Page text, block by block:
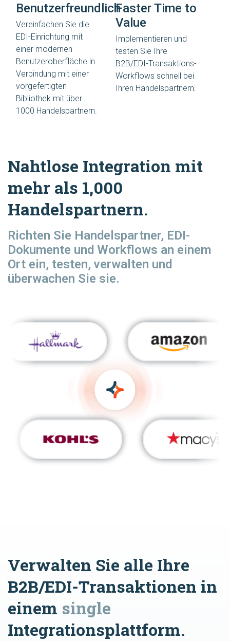
Benutzerfreundlich
Vereinfachen Sie die
EDI-Einrichtung mit
einer modernen
Benutzeroberfläche in
Verbindung mit einer
vorgefertigten
Bibliothek mit über
1000 Handelspartnern.
Faster Time to
Value
Implementieren und
testen Sie Ihre
B2B/EDI-Transaktions-
Workflows schnell bei
Ihren Handelspartnern.
Nahtlose Integration mit
mehr als 1,000
Handelspartnern.
Richten Sie Handelspartner, EDI-
Dokumente und Workflows an einem
Ort ein, testen, verwalten und
überwachen Sie sie.
Verwalten Sie alle Ihre
B2B/EDI-Transaktionen in
einem single
Integrationsplattform.